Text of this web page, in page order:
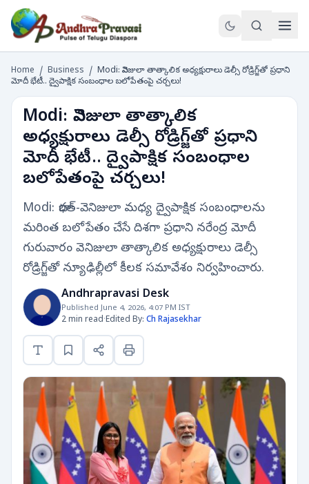
Home / Business / Modi: వెనిజులా తాత్కాలిక అధ్యక్షురాలు డెల్సీ రోడ్రిగ్జ్‌తో ప్రధాని
మోదీ భేటీ.. ద్వైపాక్షిక సంబంధాల బలోపేతంపై చర్చలు!
Modi: వెనిజులా తాత్కాలిక
అధ్యక్షురాలు డెల్సీ రోడ్రిగ్జ్‌తో ప్రధాని
మోదీ భేటీ.. ద్వైపాక్షిక సంబంధాల
బలోపేతంపై చర్చలు!
Modi: భారత్-వెనిజులా మధ్య ద్వైపాక్షిక సంబంధాలను
మరింత బలోపేతం చేసే దిశగా ప్రధాని నరేంద్ర మోదీ
గురువారం వెనిజులా తాత్కాలిక అధ్యక్షురాలు డెల్సీ
రోడ్రిగ్జ్‌తో న్యూఢిల్లీలో కీలక సమావేశం నిర్వహించారు.
Andhrapravasi Desk
Published June 4, 2026, 4:07 PM IST
2 min read·Edited By: Ch Rajasekhar